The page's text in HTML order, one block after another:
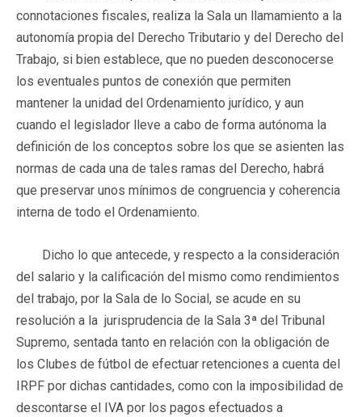
connotaciones fiscales, realiza la Sala un llamamiento a la
autonomía propia del Derecho Tributario y del Derecho del
Trabajo, si bien establece, que no pueden desconocerse
los eventuales puntos de conexión que permiten
mantener la unidad del Ordenamiento jurídico, y aun
cuando el legislador lleve a cabo de forma autónoma la
definición de los conceptos sobre los que se asienten las
normas de cada una de tales ramas del Derecho, habrá
que preservar unos mínimos de congruencia y coherencia
interna de todo el Ordenamiento.
Dicho lo que antecede, y respecto a la consideración
del salario y la calificación del mismo como rendimientos
del trabajo, por la Sala de lo Social, se acude en su
resolución a la jurisprudencia de la Sala 3ª del Tribunal
Supremo, sentada tanto en relación con la obligación de
los Clubes de fútbol de efectuar retenciones a cuenta del
IRPF por dichas cantidades, como con la imposibilidad de
descontarse el IVA por los pagos efectuados a